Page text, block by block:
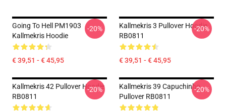
Going To Hell PM1903
Kallmekris Hoodie
€ 39,51 - € 45,95
-20%
Kallmekris 3 Pullover Hoodie
RB0811
€ 39,51 - € 45,95
-20%
Kallmekris 42 Pullover Hoodie
RB0811
-20%
Kallmekris 39 Capuchinho
Pullover RB0811
-20%